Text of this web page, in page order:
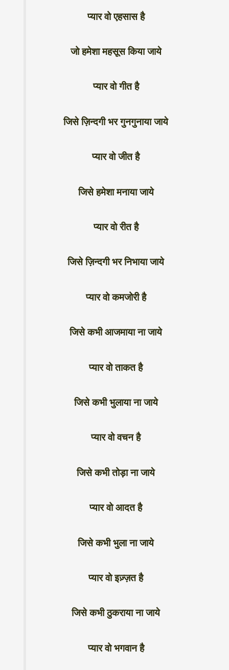
प्यार वो एहसास है
जो हमेशा महसूस किया जाये
प्यार वो गीत है
जिसे ज़िन्दगी भर गुनगुनाया जाये
प्यार वो जीत है
जिसे हमेशा मनाया जाये
प्यार वो रीत है
जिसे ज़िन्दगी भर निभाया जाये
प्यार वो कमजोरी है
जिसे कभी आजमाया ना जाये
प्यार वो ताकत है
जिसे कभी भुलाया ना जाये
प्यार वो वचन है
जिसे कभी तोड़ा ना जाये
प्यार वो आदत है
जिसे कभी भुला ना जाये
प्यार वो इज़्ज़त है
जिसे कभी ठुकराया ना जाये
प्यार वो भगवान है